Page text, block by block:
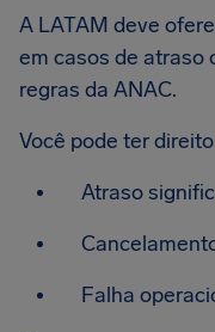
A LATAM deve
em casos de atraso
regras da ANAC.
Você pode ter
Atraso
Falha